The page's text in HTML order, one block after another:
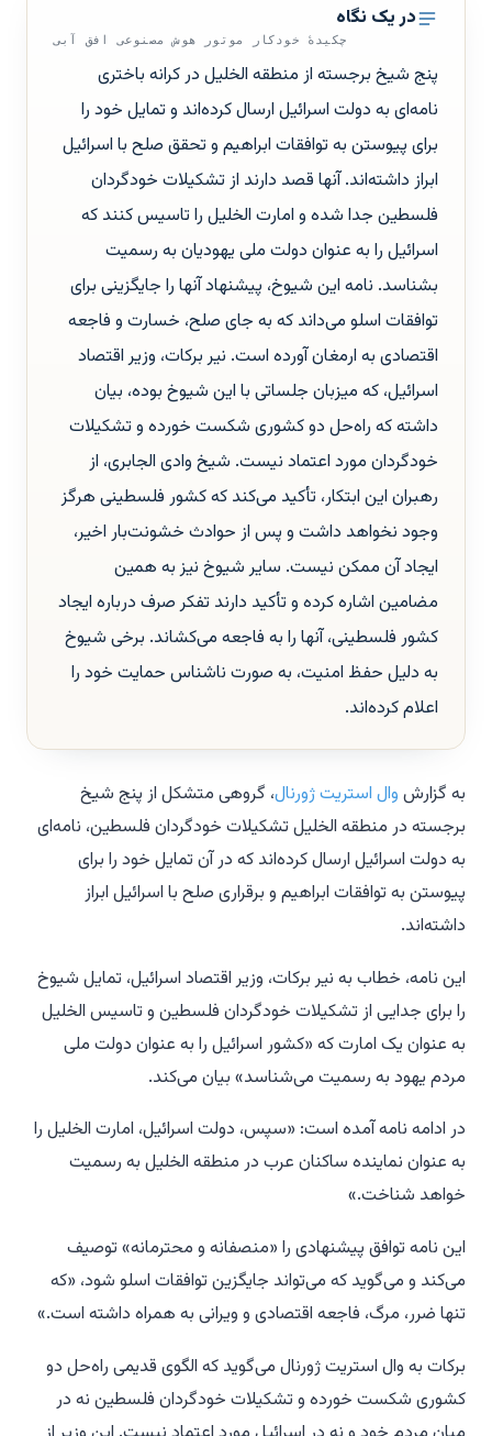
در یک نگاه
چکیدهٔ خودکار موتور هوش مصنوعی افق آبی
پنج شیخ برجسته از منطقه الخلیل در کرانه باختری
نامه‌ای به دولت اسرائیل ارسال کرده‌اند و تمایل خود را
برای پیوستن به توافقات ابراهیم و تحقق صلح با اسرائیل
ابراز داشته‌اند. آنها قصد دارند از تشکیلات خودگردان
فلسطین جدا شده و امارت الخلیل را تاسیس کنند که
اسرائیل را به عنوان دولت ملی یهودیان به رسمیت
بشناسد. نامه این شیوخ، پیشنهاد آنها را جایگزینی برای
توافقات اسلو می‌داند که به جای صلح، خسارت و فاجعه
اقتصادی به ارمغان آورده است. نیر برکات، وزیر اقتصاد
اسرائیل، که میزبان جلساتی با این شیوخ بوده، بیان
داشته که راه‌حل دو کشوری شکست خورده و تشکیلات
خودگردان مورد اعتماد نیست. شیخ وادی الجابری، از
رهبران این ابتکار، تأکید می‌کند که کشور فلسطینی هرگز
وجود نخواهد داشت و پس از حوادث خشونت‌بار اخیر،
ایجاد آن ممکن نیست. سایر شیوخ نیز به همین
مضامین اشاره کرده و تأکید دارند تفکر صرف درباره ایجاد
کشور فلسطینی، آنها را به فاجعه می‌کشاند. برخی شیوخ
به دلیل حفظ امنیت، به صورت ناشناس حمایت خود را
اعلام کرده‌اند.
به گزارش وال استریت ژورنال، گروهی متشکل از پنج شیخ
برجسته در منطقه الخلیل تشکیلات خودگردان فلسطین، نامه‌ای
به دولت اسرائیل ارسال کرده‌اند که در آن تمایل خود را برای
پیوستن به توافقات ابراهیم و برقراری صلح با اسرائیل ابراز
داشته‌اند.
این نامه، خطاب به نیر برکات، وزیر اقتصاد اسرائیل، تمایل شیوخ
را برای جدایی از تشکیلات خودگردان فلسطین و تاسیس الخلیل
به عنوان یک امارت که «کشور اسرائیل را به عنوان دولت ملی
مردم یهود به رسمیت می‌شناسد» بیان می‌کند.
در ادامه نامه آمده است: «سپس، دولت اسرائیل، امارت الخلیل را
به عنوان نماینده ساکنان عرب در منطقه الخلیل به رسمیت
خواهد شناخت.»
این نامه توافق پیشنهادی را «منصفانه و محترمانه» توصیف
می‌کند و می‌گوید که می‌تواند جایگزین توافقات اسلو شود، «که
تنها ضرر، مرگ، فاجعه اقتصادی و ویرانی به همراه داشته است.»
برکات به وال استریت ژورنال می‌گوید که الگوی قدیمی راه‌حل دو
کشوری شکست خورده و تشکیلات خودگردان فلسطین نه در